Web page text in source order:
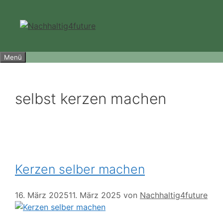
springen
Menü
selbst kerzen machen
Kerzen selber machen
16. März 202511. März 2025 von Nachhaltig4future